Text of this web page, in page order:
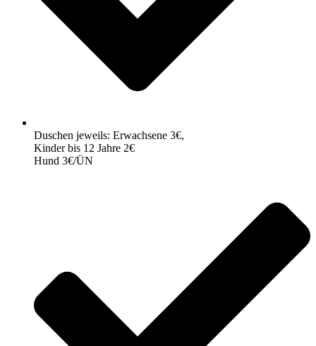
Duschen jeweils: Erwachsene 3€,
Kinder bis 12 Jahre 2€
Hund 3€/ÜN